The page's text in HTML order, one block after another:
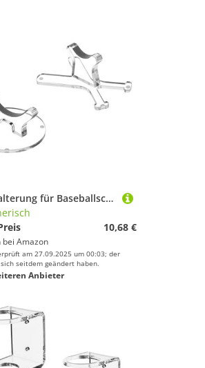
Wandhalterung für Baseballschläger – horizontaler Baseballschlägerhalter | Präsentationsständer | Acryl-Stange Organizer | Softball-Stick-Ausrüstung für Heimdekoration, Sport, Andenken – 20,3 cm
10,68 €
bei Amazon
am 27.09.2025 um 00:03; der
seitdem geändert haben.
Anbieter